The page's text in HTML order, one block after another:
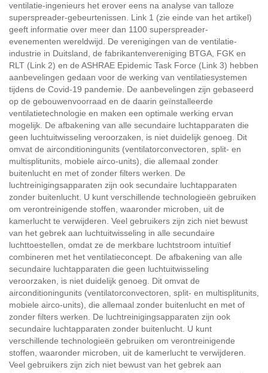
ventilatie-ingenieurs het erover eens na analyse van talloze
superspreader-gebeurtenissen. Link 1 (zie einde van het artikel)
geeft informatie over meer dan 1100 superspreader-
evenementen wereldwijd. De verenigingen van de ventilatie-
industrie in Duitsland, de fabrikantenvereniging BTGA, FGK en
RLT (Link 2) en de ASHRAE Epidemic Task Force (Link 3) hebben
aanbevelingen gedaan voor de werking van ventilatiesystemen
tijdens de Covid-19 pandemie. De aanbevelingen zijn gebaseerd
op de gebouwenvoorraad en de daarin geïnstalleerde
ventilatietechnologie en maken een optimale werking ervan
mogelijk. De afbakening van alle secundaire luchtapparaten die
geen luchtuitwisseling veroorzaken, is niet duidelijk genoeg. Dit
omvat de airconditioningunits (ventilatorconvectoren, split- en
multisplitunits, mobiele airco-units), die allemaal zonder
buitenlucht en met of zonder filters werken. De
luchtreinigingsapparaten zijn ook secundaire luchtapparaten
zonder buitenlucht. U kunt verschillende technologieën gebruiken
om verontreinigende stoffen, waaronder microben, uit de
kamerlucht te verwijderen. Veel gebruikers zijn zich niet bewust
van het gebrek aan luchtuitwisseling in alle secundaire
luchttoestellen, omdat ze de merkbare luchtstroom intuïtief
combineren met het ventilatieconcept. De afbakening van alle
secundaire luchtapparaten die geen luchtuitwisseling
veroorzaken, is niet duidelijk genoeg. Dit omvat de
airconditioningunits (ventilatorconvectoren, split- en multisplitunits,
mobiele airco-units), die allemaal zonder buitenlucht en met of
zonder filters werken. De luchtreinigingsapparaten zijn ook
secundaire luchtapparaten zonder buitenlucht. U kunt
verschillende technologieën gebruiken om verontreinigende
stoffen, waaronder microben, uit de kamerlucht te verwijderen.
Veel gebruikers zijn zich niet bewust van het gebrek aan